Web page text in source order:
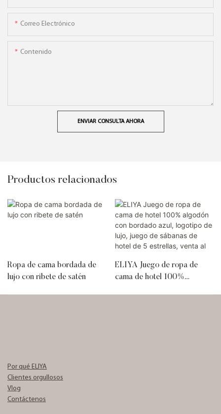
Correo Electrónico
Contenido
ENVIAR CONSULTA AHORA
Productos relacionados
Ropa de cama bordada de
lujo con ribete de satén
ELIYA Juego de ropa de
cama de hotel 100%
Por qué ELIYA
Clientes orgullosos
Vlog
Contáctenos